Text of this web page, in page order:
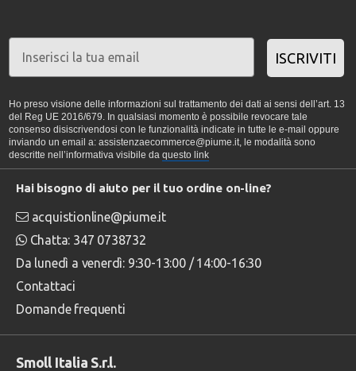
ISCRIVITI
Ho preso visione delle informazioni sul trattamento dei dati ai sensi dell’art. 13
del Reg UE 2016/679. In qualsiasi momento è possibile revocare tale
consenso disiscrivendosi con le funzionalità indicate in tutte le e-mail oppure
inviando un email a: assistenzaecommerce@piume.it, le modalità sono
descritte nell’informativa visibile da questo link
Hai bisogno di aiuto per il tuo ordine on-line?
acquistionline@piume.it
Chatta: 347 0738732
Da lunedì a venerdì: 9:30-13:00 / 14:00-16:30
Contattaci
Domande frequenti
Smoll Italia S.r.l.